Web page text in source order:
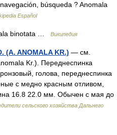
búsqueda ? Anomala
Español
binotata … Википедия
(A. ANOMALA KR.) — см.
Kr.). Переднеспинка
голова, переднеспинка
с медно красным отливом,
16.8 22.0 мм. Обычен с мая до
сельского хозяйства Дальнего